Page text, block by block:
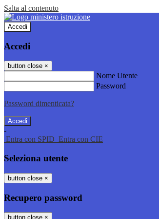
Salta al contenuto
Accedi
Accedi
button close ×
Nome Utente
Password
Password dimenticata?
-
Entra con SPID Entra con CIE
Seleziona utente
button close ×
Recupero password
button close ×